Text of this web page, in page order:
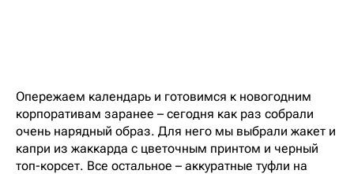
Опережаем календарь и готовимся к новогодним
корпоративам заранее – сегодня как раз собрали
очень нарядный образ. Для него мы выбрали жакет и
капри из жаккарда с цветочным принтом и черный
топ-корсет. Все остальное – аккуратные туфли на